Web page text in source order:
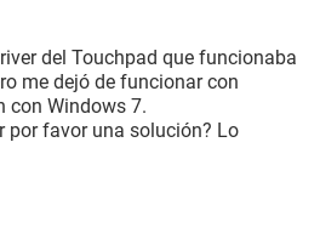
del Touchpad que funcionaba
me dejó de funcionar con
con Windows 7.
por favor una solución? Lo